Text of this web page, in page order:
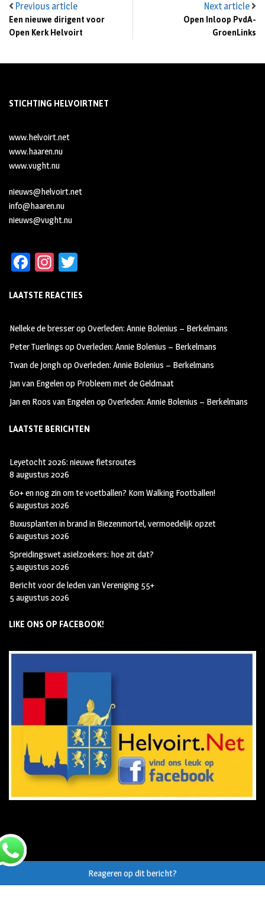
Previous article
Een nieuwe dirigent voor
Open Kerk Helvoirt
Next article
Open Inloop PvdA-
GroenLinks
STICHTING HELVOIRTNET
www.helvoirt.net
www.haaren.nu
www.vught.nu
nieuws@helvoirt.net
info@haaren.nu
nieuws@vught.nu
Fa
b
oo
k
In
ag
m
tt
LAATSTE REACTIES
Nelleke de bresseropOverleden: Annie Bolenius – Berkelmans
Peter Tuerlings opOverleden: Annie Bolenius – Berkelmans
Twan de JonghopOverleden: Annie Bolenius – Berkelmans
Jan van Engelenop Probleem met de Geldmaat
Jan en Roos van EngelenopOverleden: Annie Bolenius – Berkelmans
LAATSTE BERICHTEN
Leyetocht 2026: nieuwe fietsroutes
8 augustus 2026
60+ en nog zin om te voetballen? Kom Walking Footballen!
6 augustus 2026
Buxusplanten in brand in Biezenmortel, vermoedelijk opzet
6 augustus 2026
Spreidingswet asielzoekers: hoe zit dat?
5 augustus 2026
Bericht voor de leden van Vereniging 55+
5 augustus 2026
LIKE ONS OP FACEBOOK!
Reageren op dit bericht?